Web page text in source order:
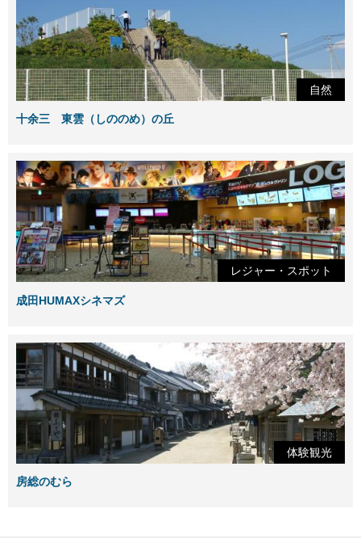
自然
十余三 東雲（しののめ）の丘
レジャー・スポット
成田HUMAXシネマズ
体験観光
房総のむら